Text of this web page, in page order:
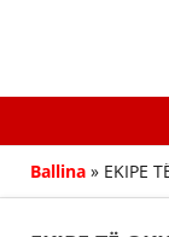
Ballina » EKIPE